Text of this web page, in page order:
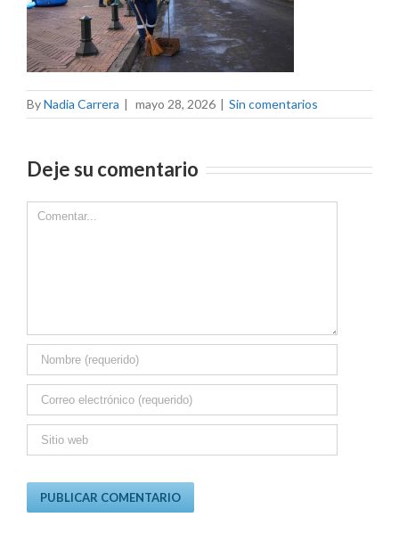
ByNadia Carrera | mayo 28, 2026 | Sin comentarios
Deje su comentario
Comment